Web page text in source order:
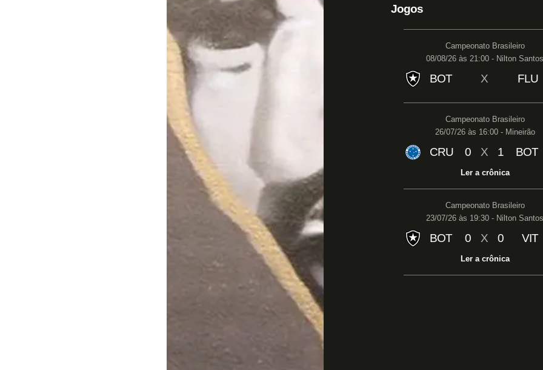
Jogos
Campeonato Brasileiro
08/08/26 às 21:00 - Nilton Santos
BOT X FLU
Campeonato Brasileiro
26/07/26 às 16:00 - Mineirão
CRU 0 X 1 BOT
Ler a crônica
Campeonato Brasileiro
23/07/26 às 19:30 - Nilton Santos
BOT 0 X 0 VIT
Ler a crônica